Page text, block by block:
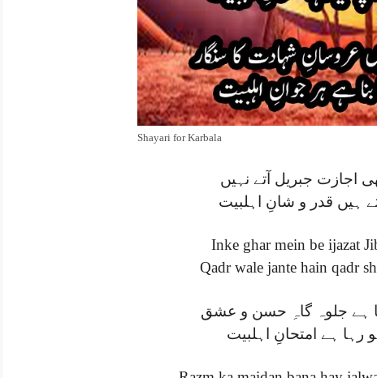
Shayari for Karbala
اجازت جبریل آتے نہیں
ہیں قدر و شانِ اہلبیت
Inke ghar mein be ijazat
Qadr wale jante hain qadr
ہے جلوہ گاہِ حسن و عشق
رہا ہے امتحانِ اہلبیت